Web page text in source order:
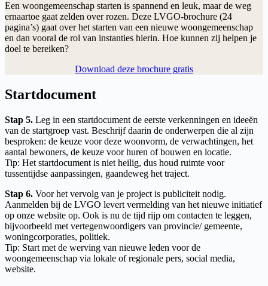
Een woongemeenschap starten is spannend en leuk, maar de weg
ernaartoe gaat zelden over rozen. Deze LVGO-brochure (24
pagina’s) gaat over het starten van een nieuwe woongemeenschap
en dan vooral de rol van instanties hierin. Hoe kunnen zij helpen je
doel te bereiken?
Download deze brochure gratis
Startdocument
Stap 5. Leg in een startdocument de eerste verkenningen en ideeën
van de startgroep vast. Beschrijf daarin de onderwerpen die al zijn
besproken: de keuze voor deze woonvorm, de verwachtingen, het
aantal bewoners, de keuze voor huren of bouwen en locatie.
Tip: Het startdocument is niet heilig, dus houd ruimte voor
tussentijdse aanpassingen, gaandeweg het traject.
Stap 6. Voor het vervolg van je project is publiciteit nodig.
Aanmelden bij de LVGO levert vermelding van het nieuwe initiatief
op onze website op. Ook is nu de tijd rijp om contacten te leggen,
bijvoorbeeld met vertegenwoordigers van provincie/ gemeente,
woningcorporaties, politiek.
Tip: Start met de werving van nieuwe leden voor de
woongemeenschap via lokale of regionale pers, social media,
website.